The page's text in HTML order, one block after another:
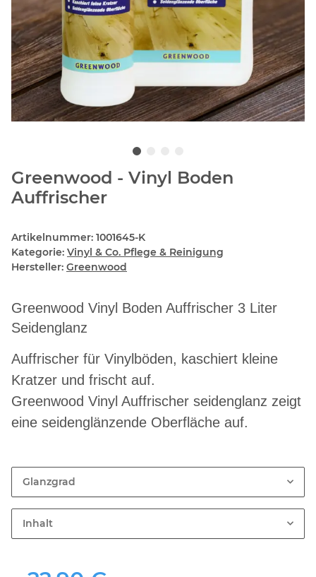
Greenwood - Vinyl Boden
Auffrischer
Artikelnummer: 1001645-K
Kategorie: Vinyl & Co. Pflege & Reinigung
Hersteller: Greenwood
Greenwood Vinyl Boden Auffrischer 3 Liter
Seidenglanz
Auffrischer für Vinylböden, kaschiert kleine
Kratzer und frischt auf.
Greenwood Vinyl Auffrischer seidenglanz zeigt
eine seidenglänzende Oberfläche auf.
Glanzgrad
Inhalt